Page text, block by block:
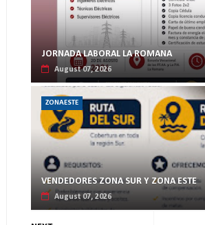
JORNADA LABORAL LA ROMANA
August 07, 2026
ZONAESTE
VENDEDORES ZONA SUR Y ZONA ESTE
August 07, 2026